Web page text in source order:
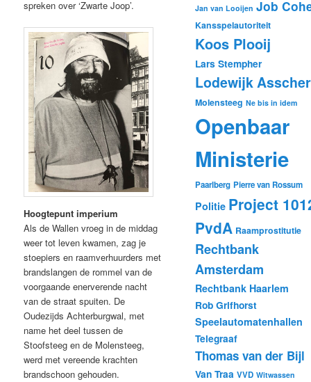
spreken over ‘Zwarte Joop’.
Hoogtepunt imperium
Als de Wallen vroeg in de middag
weer tot leven kwamen, zag je
stoepiers en raamverhuurders met
brandslangen de rommel van de
voorgaande enerverende nacht
van de straat spuiten. De
Oudezijds Achterburgwal, met
name het deel tussen de
Stoofsteeg en de Molensteeg,
werd met vereende krachten
brandschoon gehouden.
Jan van Looijen Job
Kansspelautoriteit
Koos Plooij
Lars Stempher
Lodewijk Asscher
Molensteeg Ne bis in idem
Openbaar
Ministerie
Paarlberg Pierre van Rossum
Politie Project
PvdA Raamprostitutie
Rechtbank
Amsterdam
Rechtbank Haarlem
Rob Grifhorst
Speelautomatenhallen
Telegraaf
Thomas van der Bijl
Van Traa VVD Witwassen